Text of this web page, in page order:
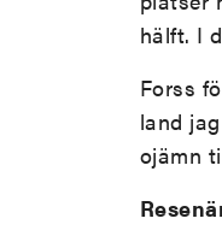
hälft. I
Forss
land
ojämn